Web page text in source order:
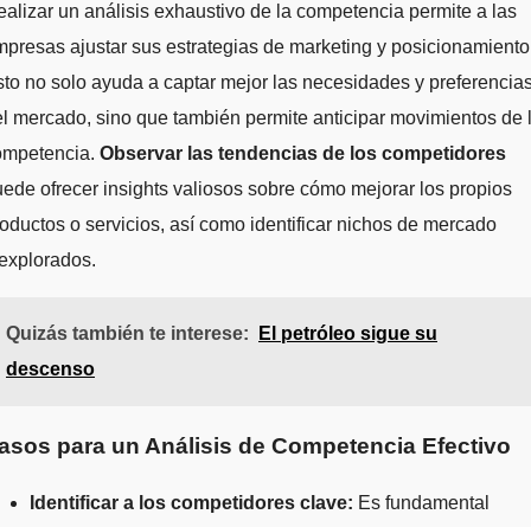
un análisis exhaustivo de la competencia permite a las
ajustar sus estrategias de marketing y
no solo ayuda a captar mejor las necesidades y
mercado, sino que también permite anticipar movimientos de
Observar las tendencias de los competidores
ofrecer insights valiosos sobre cómo mejorar los propios
o servicios, así como identificar nichos de mercado
Quizás también te interese:
El petróleo sigue su
descenso
para un Análisis de Competencia Efectivo
Identificar a los competidores clave: Es fundamental